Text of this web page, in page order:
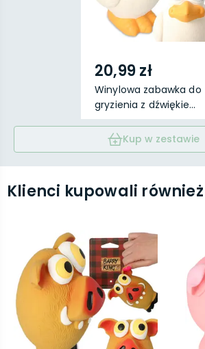
20,99 zł
Winylowa zabawka do
gryzienia z dźwiękie...
Kup w zestawie
Klienci kupowali również